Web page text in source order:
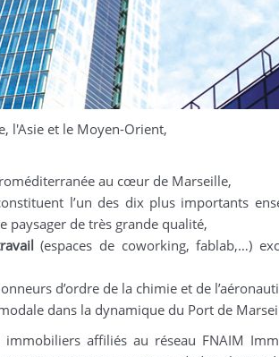
l'Asie et le Moyen-Orient,
au cœur de Marseille,
l’un des dix plus importants
paysager de très grande qualité,
(espaces de coworking, fablab,…)
d’ordre de la chimie et de
dans la dynamique du Port de
affiliés au réseau FNAIM